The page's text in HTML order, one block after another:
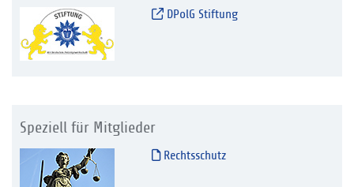
DPolG Stiftung
Speziell für Mitglieder
Rechtsschutz